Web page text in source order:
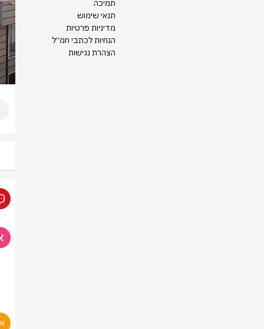
תמיכה
תנאי שימוש
מדיניות פרטיות
הנחיות לכתבי חמ״ל
הצהרת נגישות